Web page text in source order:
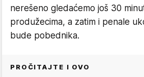
nerešeno gledaćemo još 30
produžecima, a zatim i penale
bude pobednika.
PROČITAJTE I OVO